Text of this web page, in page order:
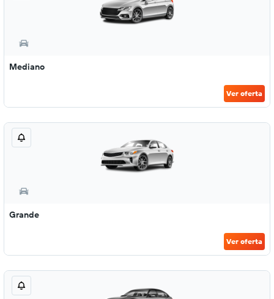
Mediano
Ver oferta
Grande
Ver oferta